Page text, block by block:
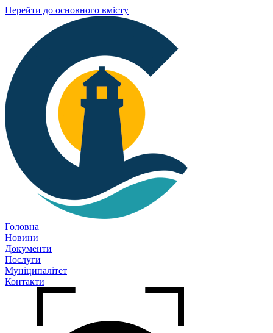
Перейти до основного вмісту
Головна
Новини
Документи
Послуги
Муніципалітет
Контакти